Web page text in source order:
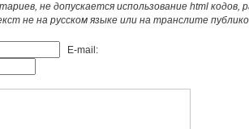
не допускается использование html кодов,
не на русском языке или на транслите
E-mail: